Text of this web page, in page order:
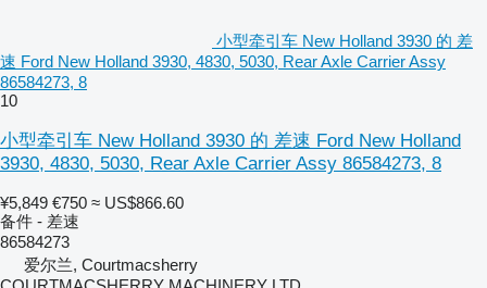
小型牵引车 New Holland 3930 的 差
速 Ford New Holland 3930, 4830, 5030, Rear Axle Carrier Assy
86584273, 8
10
小型牵引车 New Holland 3930 的 差速 Ford New Holland
3930, 4830, 5030, Rear Axle Carrier Assy 86584273, 8
¥5,849 €750 ≈ US$866.60
备件 - 差速
86584273
爱尔兰, Courtmacsherry